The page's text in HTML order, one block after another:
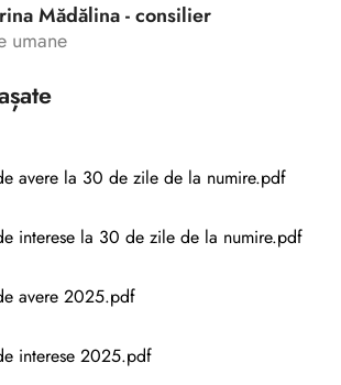
Mădălina - consilier
umane
avere la 30 de zile de la numire.pdf
interese la 30 de zile de la numire.pdf
avere 2025.pdf
interese 2025.pdf